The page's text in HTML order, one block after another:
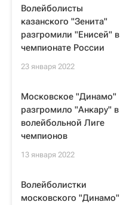
Волейболисты
казанского "Зенита"
разгромили "Енисей" в
чемпионате России
23 января 2022
Московское "Динамо"
разгромило "Анкару" в
волейбольной Лиге
чемпионов
13 января 2022
Волейболистки
московского "Динамо"